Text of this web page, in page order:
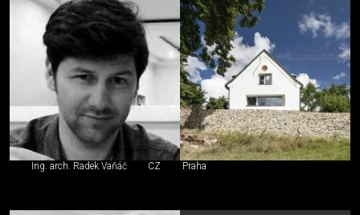
Ing. arch. Radek Vaňáč CZ Praha